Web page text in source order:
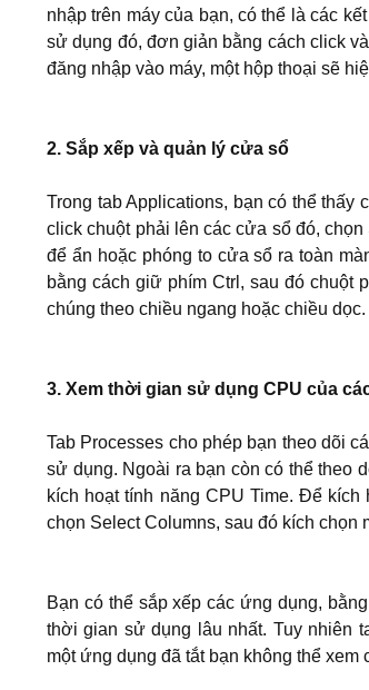
nhập trên máy của bạn, có thể là các
sử dụng đó, đơn giản bằng cách click
đăng nhập vào máy, một hộp thoại sẽ
2. Sắp xếp và quản lý cửa sổ
Trong tab Applications, bạn có thể
click chuột phải lên các cửa sổ đó,
để ẩn hoặc phóng to cửa sổ ra toàn
bằng cách giữ phím Ctrl, sau đó chuột
chúng theo chiều ngang hoặc chiều dọc.
3. Xem thời gian sử dụng CPU của
Tab Processes cho phép bạn theo dõi
sử dụng. Ngoài ra bạn còn có thể theo
kích hoạt tính năng CPU Time. Để kích
chọn Select Columns, sau đó kích chọn
Bạn có thể sắp xếp các ứng dụng,
thời gian sử dụng lâu nhất. Tuy nhiên
một ứng dụng đã tắt bạn không thể xem